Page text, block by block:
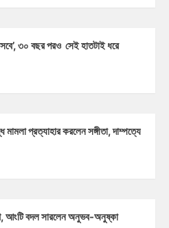
৩০ বছর পরও সেই হাতটাই ধরে
মামলা প্রত্যাহার করলেন সঙ্গীতা, দাম্পত্যে
আংটি বদল সারলেন অনুভব-অনুষ্কা